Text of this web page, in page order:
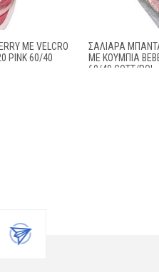
ΜΕ VELCRO
PINK 60/40
ΣΑΛΙΆΡΑ
ΜΕ ΚΟΥΜΠΊΑ
60/40 COTT/POL